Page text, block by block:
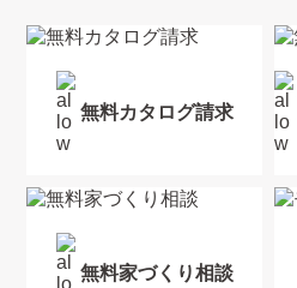
無料カタログ請求
無料家づくり相談